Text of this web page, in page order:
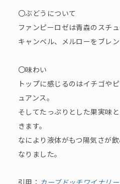
〇ぶどうについて
ファンピーロゼは青森のスチ
キャンベル、メルローをブレ
〇味わい
トップに感じるのはイチゴや
ュアンス。
そしてたっぷりとした果実味
きます。
なにより液体がもつ陽気さが
なりました。
引用： カーブドッチワイナリー